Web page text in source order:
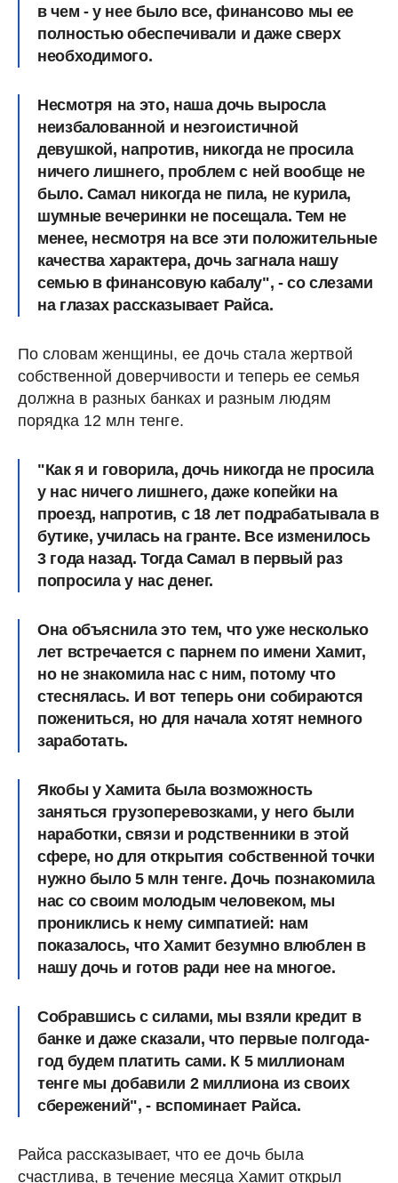
в чем - у нее было все, финансово мы ее
полностью обеспечивали и даже сверх
необходимого.
Несмотря на это, наша дочь выросла
неизбалованной и неэгоистичной
девушкой, напротив, никогда не просила
ничего лишнего, проблем с ней вообще не
было. Самал никогда не пила, не курила,
шумные вечеринки не посещала. Тем не
менее, несмотря на все эти положительные
качества характера, дочь загнала нашу
семью в финансовую кабалу", - со слезами
на глазах рассказывает Райса.
По словам женщины, ее дочь стала жертвой
собственной доверчивости и теперь ее семья
должна в разных банках и разным людям
порядка 12 млн тенге.
"Как я и говорила, дочь никогда не просила
у нас ничего лишнего, даже копейки на
проезд, напротив, с 18 лет подрабатывала в
бутике, училась на гранте. Все изменилось
3 года назад. Тогда Самал в первый раз
попросила у нас денег.
Она объяснила это тем, что уже несколько
лет встречается с парнем по имени Хамит,
но не знакомила нас с ним, потому что
стеснялась. И вот теперь они собираются
пожениться, но для начала хотят немного
заработать.
Якобы у Хамита была возможность
заняться грузоперевозками, у него были
наработки, связи и родственники в этой
сфере, нодля открытия собственной точки
нужно было 5 млн тенге.Дочь познакомила
нас со своим молодым человеком, мы
прониклись к нему симпатией: нам
показалось, что Хамит безумно влюблен в
нашу дочь и готов ради нее на многое.
Собравшись с силами, мы взяли кредит в
банке и даже сказали, что первые полгода-
год будем платить сами. К 5 миллионам
тенге мы добавили 2 миллиона из своих
сбережений", - вспоминает Райса.
Райса рассказывает, что ее дочь была
счастлива, в течение месяца Хамит открыл